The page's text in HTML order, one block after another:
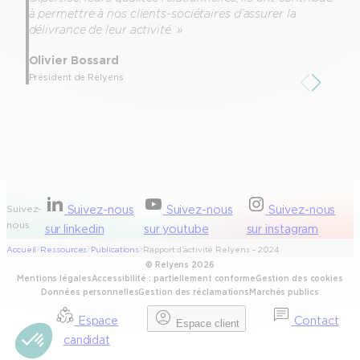
Espace
candidat
Espace client Contact
à permettre à nos clients-sociétaires d’assurer la
délivrance de leur activité. »
Olivier Bossard
Président de Relyens
Suivez-
nous
Suivez-nous
sur linkedin
Suivez-nous
sur youtube
Suivez-nous
sur instagram
Accueil Ressources Publications Rapport d’activité Relyens – 2024
© Relyens 2026
Mentions légalesAccessibilité : partiellement conformeGestion des cookies
Données personnellesGestion des réclamationsMarchés publics